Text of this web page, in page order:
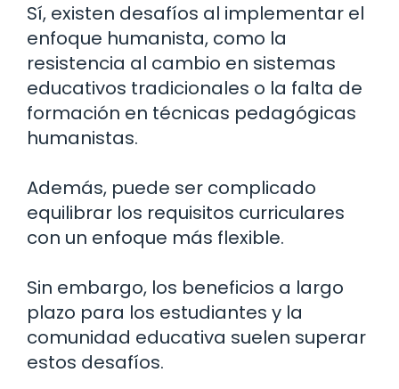
Sí, existen desafíos al implementar el
enfoque humanista, como la
resistencia al cambio en sistemas
educativos tradicionales o la falta de
formación en técnicas pedagógicas
humanistas.
Además, puede ser complicado
equilibrar los requisitos curriculares
con un enfoque más flexible.
Sin embargo, los beneficios a largo
plazo para los estudiantes y la
comunidad educativa suelen superar
estos desafíos.